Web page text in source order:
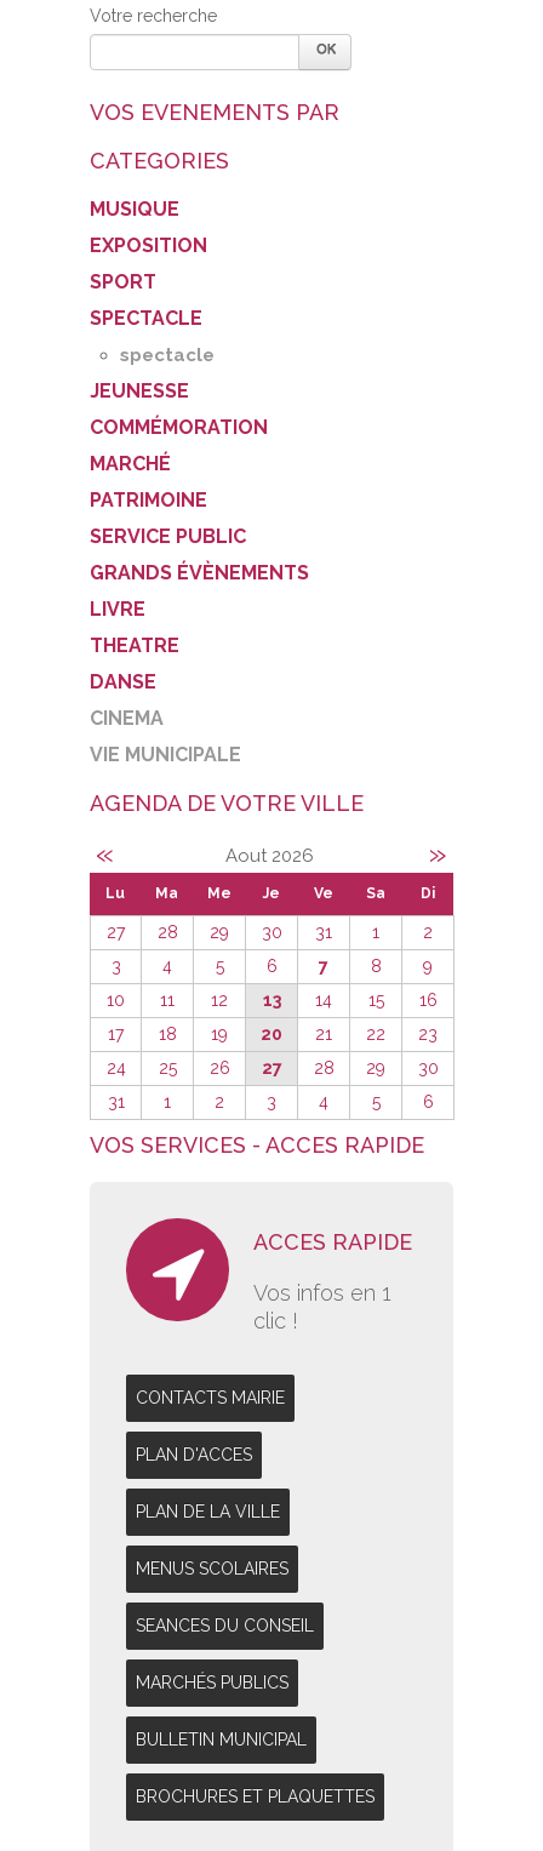
Votre recherche
VOS EVENEMENTS PAR
CATEGORIES
MUSIQUE
EXPOSITION
SPORT
SPECTACLE
spectacle
JEUNESSE
COMMÉMORATION
MARCHÉ
PATRIMOINE
SERVICE PUBLIC
GRANDS ÉVÈNEMENTS
LIVRE
THEATRE
DANSE
CINEMA
VIE MUNICIPALE
AGENDA DE VOTRE VILLE
« Aout 2026 »
Lu Ma Me Je Ve Sa Di
27 28 29 30 31 1
2
3
4 5 6 7 8
9
10
11 12 13 14 15
16
17
18 19 20 21 22
23
24
25 26 27 28 29
30
31
1 2 3 4 5 6
VOS SERVICES - ACCES RAPIDE
ACCES RAPIDE
Vos infos en 1
clic !
CONTACTS MAIRIE
PLAN D'ACCES
PLAN DE LA VILLE
MENUS SCOLAIRES
SEANCES DU CONSEIL
MARCHÉS PUBLICS
BULLETIN MUNICIPAL
BROCHURES ET PLAQUETTES